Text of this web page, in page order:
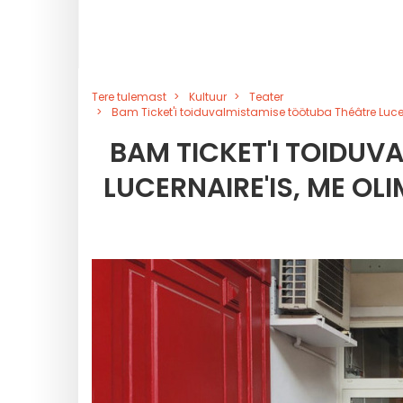
Tere tulemast Kultuur
Teater
Bam Ticket'i toiduvalmistamise töötuba Théâtre
BAM TICKET'I
LUCERNAIRE'IS, ME